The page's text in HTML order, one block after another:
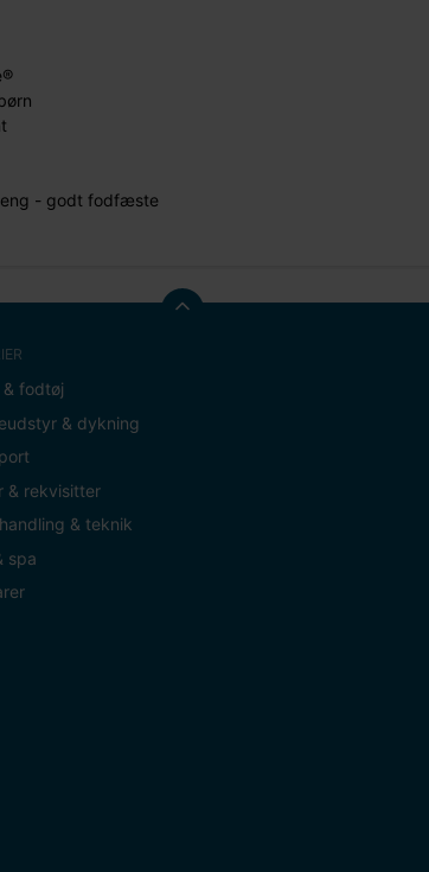
- godt fodfæste
fodtøj
& dykning
& rekvisitter
& teknik
spa